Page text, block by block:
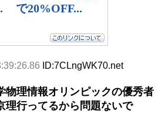
ID:7CLngWK70.net
物理情報オリンピックの優秀者
理行ってるから問題ないで